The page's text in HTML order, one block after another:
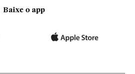
Baixe o app